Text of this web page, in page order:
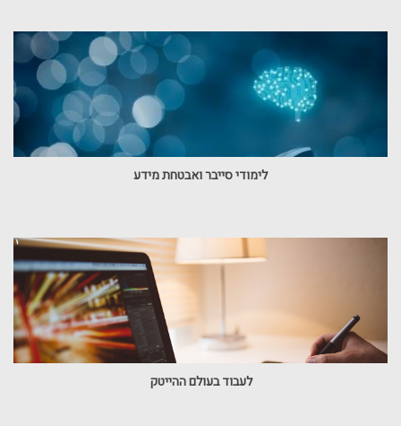
לימודי סייבר ואבטחת מידע
לעבוד בעולם ההייטק